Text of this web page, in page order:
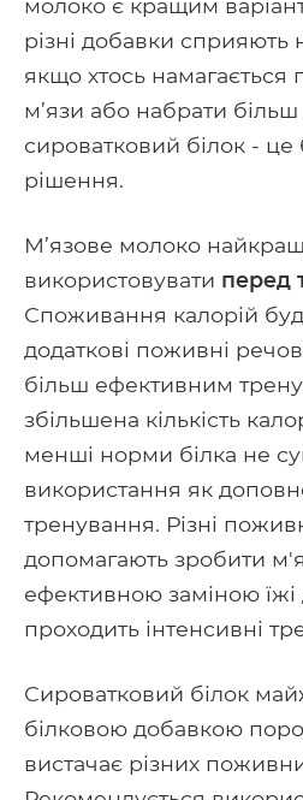
молоко є кращим
різні добавки сприяють
якщо хтось намагається
м’язи або набрати
сироватковий білок -
рішення.
М’язове молоко
використовувати перед
Споживання калорій
додаткові поживні
більш ефективним
збільшена кількість
менші норми білка не
використання як
тренування. Різні
допомагають зробити
ефективною заміною їжі
проходить інтенсивні
Сироватковий білок
білковою добавкою
вистачає різних